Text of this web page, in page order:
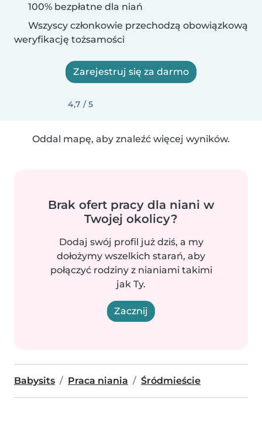
100% bezpłatne dla niań
Wszyscy członkowie przechodzą obowiązkową
weryfikację tożsamości
Zarejestruj się za darmo
4,7 / 5
Oddal mapę, aby znaleźć więcej wyników.
Brak ofert pracy dla niani w
Twojej okolicy?
Dodaj swój profil już dziś, a my
dołożymy wszelkich starań, aby
połączyć rodziny z nianiami takimi
jak Ty.
Zacznij
Babysits Praca niania Śródmieście